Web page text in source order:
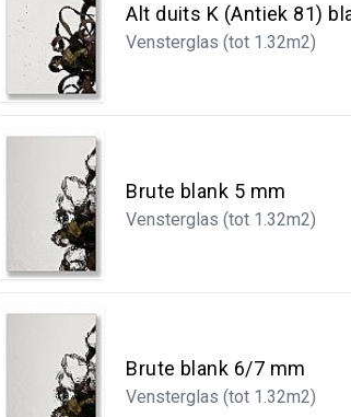
Alt duits K (Antiek 81)
Vensterglas (tot 1.32m2)
Brute blank 5 mm
Vensterglas (tot 1.32m2)
Brute blank 6/7 mm
Vensterglas (tot 1.32m2)